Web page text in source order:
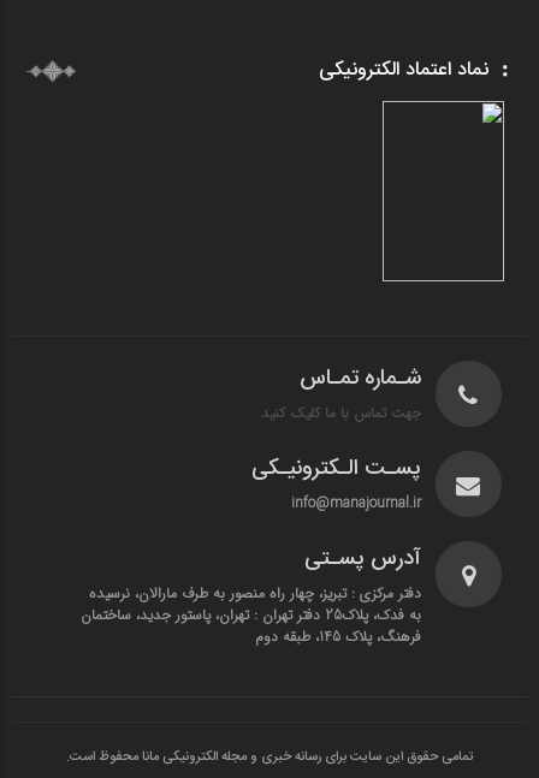
نماد اعتماد الکترونیکی
شـماره تمـاس
جهت تماس با ما کلیک کنید
پسـت الـکترونیـکی
info@manajournal.ir
آدرس پسـتی
دفتر مرکزی : تبریز، چهار راه منصور به طرف مارالان، نرسیده
به فدک، پلاک25 دفتر تهران : تهران، پاستور جدید، ساختمان
فرهنگ، پلاک 145، طبقه دوم
تمامی حقوق این سایت برای رسانه خبری و مجله الکترونیکی مانا محفوظ است.